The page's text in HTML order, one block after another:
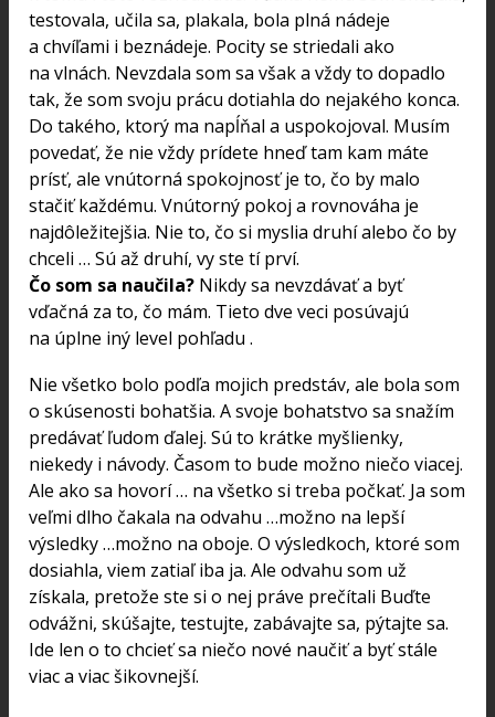
testovala, učila sa, plakala, bola plná nádeje
a chvíľami i beznádeje. Pocity se striedali ako
na vlnách. Nevzdala som sa však a vždy to dopadlo
tak, že som svoju prácu dotiahla do nejakého konca.
Do takého, ktorý ma napĺňal a uspokojoval. Musím
povedať, že nie vždy prídete hneď tam kam máte
prísť, ale vnútorná spokojnosť je to, čo by malo
stačiť každému. Vnútorný pokoj a rovnováha je
najdôležitejšia. Nie to, čo si myslia druhí alebo čo by
chceli … Sú až druhí, vy ste tí prví.
Čo som sa naučila? Nikdy sa nevzdávať a byť
vďačná za to, čo mám. Tieto dve veci posúvajú
na úplne iný level pohľadu .
Nie všetko bolo podľa mojich predstáv, ale bola som
o skúsenosti bohatšia. A svoje bohatstvo sa snažím
predávať ľudom ďalej. Sú to krátke myšlienky,
niekedy i návody. Časom to bude možno niečo viacej.
Ale ako sa hovorí … na všetko si treba počkať. Ja som
veľmi dlho čakala na odvahu …možno na lepší
výsledky …možno na oboje. O výsledkoch, ktoré som
dosiahla, viem zatiaľ iba ja. Ale odvahu som už
získala, pretože ste si o nej práve prečítali Buďte
odvážni, skúšajte, testujte, zabávajte sa, pýtajte sa.
Ide len o to chcieť sa niečo nové naučiť a byť stále
viac a viac šikovnejší.